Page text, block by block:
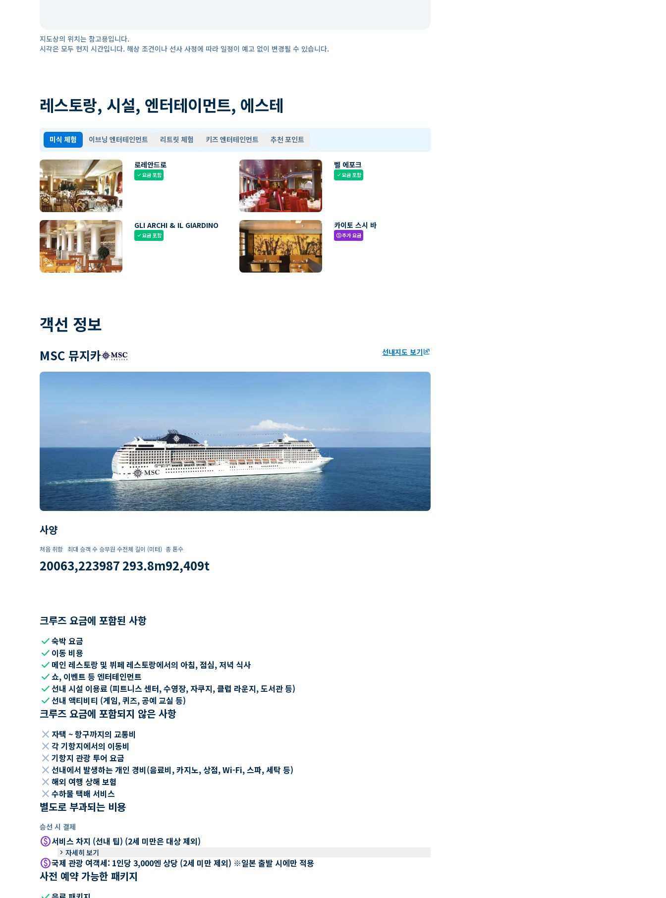
지도상의 위치는 참고용입니다.
시각은 모두 현지 시간입니다. 해상 조건이나 선사 사정에 따라 일정이 예고 없이 변경될 수 있습니다.
레스토랑, 시설, 엔터테이먼트, 에스테
미식 체험 이브닝 엔터테인먼트 리트릿 체험 키즈 엔터테인먼트 추천 포인트
로레안드로
check요금 포함
벨 에포크
check요금 포함
GLI ARCHI & IL GIARDINO
check요금 포함
카이토 스시 바
paid추가 요금
객선 정보
MSC 뮤지카 선내지도 보기ungroup
사양
처음 취항
2006
최대 승객 수
3,223
승무원 수
987
전체 길이 (미터)
293.8m
총 톤수
92,409t
크루즈 요금에 포함된 사항
check숙박 요금
check 이동 비용
check 메인 레스토랑 및 뷔페 레스토랑에서의 아침, 점심, 저녁 식사
check쇼, 이벤트 등 엔터테인먼트
check선내 시설 이용료 (피트니스 센터, 수영장, 자쿠지, 클럽 라운지, 도서관 등)
check선내 액티비티 (게임, 퀴즈, 공예 교실 등)
크루즈 요금에 포함되지 않은 사항
close 자택 ~ 항구까지의 교통비
close 각 기항지에서의 이동비
close 기항지 관광 투어 요금
close 선내에서 발생하는 개인 경비(음료비, 카지노, 상점, Wi-Fi, 스파, 세탁 등)
close 해외 여행 상해 보험
close 수하물 택배 서비스
별도로 부과되는 비용
승선 시 결제
paid서비스 차지 (선내 팁) (2세 미만은 대상 제외)
keyboard_arrow_right 자세히 보기
paid국제 관광 여객세: 1인당 3,000엔 상당 (2세 미만 제외) ※일본 출발 시에만 적용
사전 예약 가능한 패키지